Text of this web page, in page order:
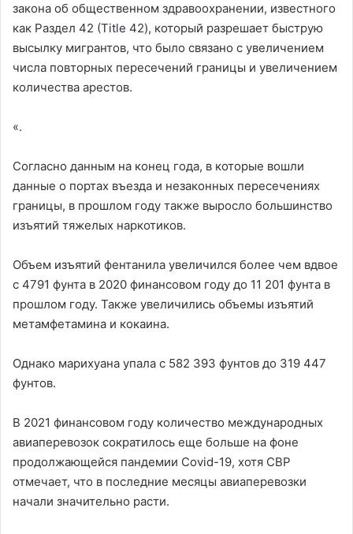
закона об общественном здравоохранении, известного
как Раздел 42 (Title 42), который разрешает быструю
высылку мигрантов, что было связано с увеличением
числа повторных пересечений границы и увеличением
количества арестов.
«.
Согласно данным на конец года, в которые вошли
данные о портах въезда и незаконных пересечениях
границы, в прошлом году также выросло большинство
изъятий тяжелых наркотиков.
Объем изъятий фентанила увеличился более чем вдвое
с 4791 фунта в 2020 финансовом году до 11 201 фунта в
прошлом году. Также увеличились объемы изъятий
метамфетамина и кокаина.
Однако марихуана упала с 582 393 фунтов до 319 447
фунтов.
В 2021 финансовом году количество международных
авиаперевозок сократилось еще больше на фоне
продолжающейся пандемии Covid-19, хотя CBP
отмечает, что в последние месяцы авиаперевозки
начали значительно расти.